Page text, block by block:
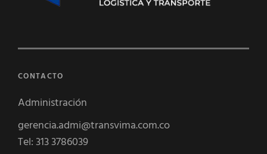
CONTACTO
Administración
gerencia.admi@transvima.com.co
Tel: 313 3786039